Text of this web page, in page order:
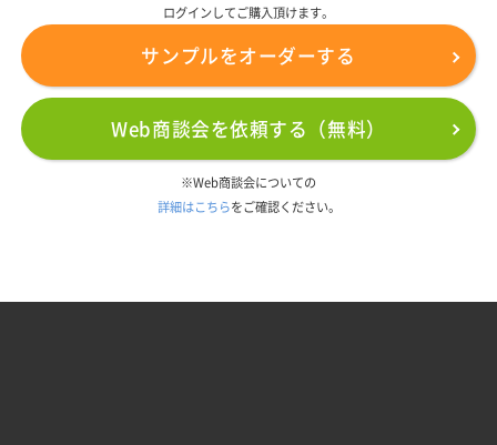
ログインしてご購入頂けます。
サンプルをオーダーする
Web商談会を依頼する（無料）
※Web商談会についての
詳細はこちらをご確認ください。